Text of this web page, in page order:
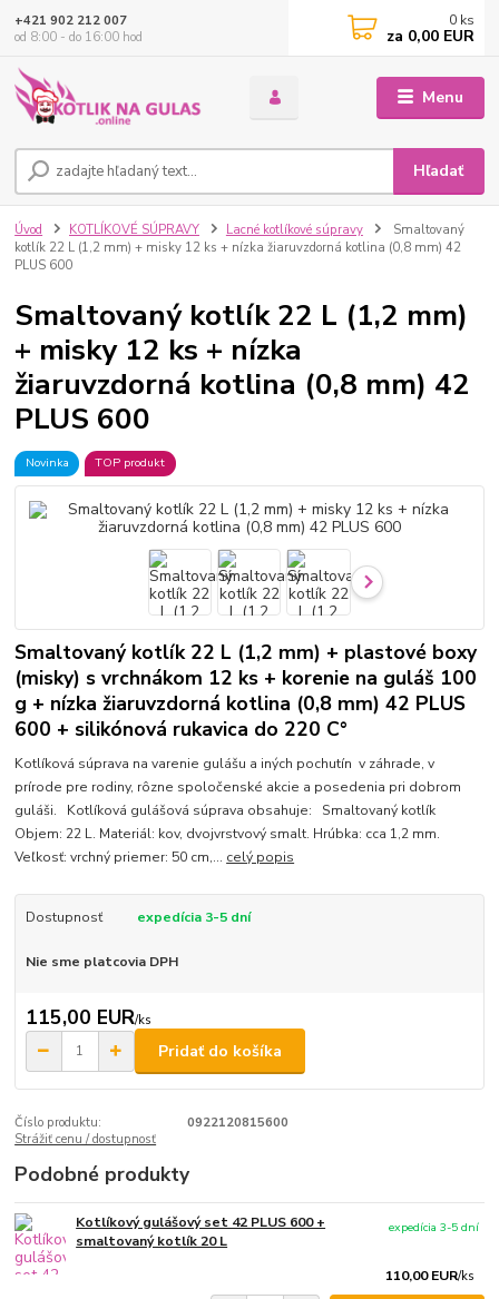
Menu
Hľadať
+421 902 212 007
od 8:00 - do 16:00 hod
0 ks
za 0,00 EUR
Úvod KOTLÍKOVÉ SÚPRAVY Lacné kotlíkové súpravy
Smaltovaný
kotlík 22 L (1,2 mm) + misky 12 ks + nízka žiaruvzdorná kotlina (0,8 mm) 42
PLUS 600
Smaltovaný kotlík 22 L (1,2 mm)
+ misky 12 ks + nízka
žiaruvzdorná kotlina (0,8 mm) 42
PLUS 600
Novinka TOP produkt
Smaltovaný kotlík 22 L (1,2 mm) + plastové boxy
(misky) s vrchnákom 12 ks + korenie na guláš 100
g + nízka žiaruvzdorná kotlina (0,8 mm) 42 PLUS
600 + silikónová rukavica do 220 C°
Kotlíková súprava na varenie gulášu a iných pochutín v záhrade, v
prírode pre rodiny, rôzne spoločenské akcie a posedenia pri dobrom
guláši. Kotlíková gulášová súprava obsahuje: Smaltovaný kotlík
Objem: 22 L. Materiál: kov, dvojvrstvový smalt. Hrúbka: cca 1,2 mm.
Veľkosť: vrchný priemer: 50 cm,... celý popis
Dostupnosť expedícia 3-5 dní
Nie sme platcovia DPH
115,00 EUR/ks
Pridať do košíka
Číslo produktu:
0922120815600
Strážiť cenu / dostupnosť
Podobné produkty
Kotlíkový gulášový set 42 PLUS 600 +
smaltovaný kotlík 20 L
110,00 EUR/ks
expedícia 3-5 dní